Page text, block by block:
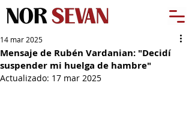
Mensaje de Rubén Vardanian: "Decidí
suspender mi huelga de hambre"
14 mar 2025
Actualizado: 17 mar 2025